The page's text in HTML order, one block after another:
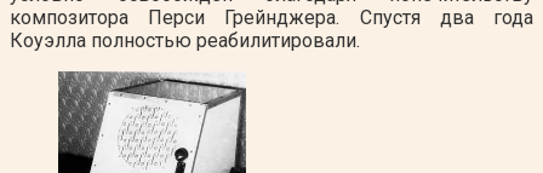
композитора Перси Грейнджера. Спустя два года
Коуэлла полностью реабилитировали.